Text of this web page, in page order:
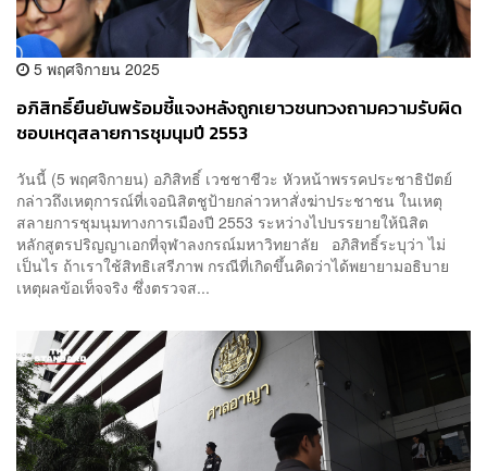
5 พฤศจิกายน 2025
อภิสิทธิ์ยืนยันพร้อมชี้แจงหลังถูกเยาวชนทวงถามความรับผิด
ชอบเหตุสลายการชุมนุมปี 2553
วันนี้ (5 พฤศจิกายน) อภิสิทธิ์ เวชชาชีวะ หัวหน้าพรรคประชาธิปัตย์
กล่าวถึงเหตุการณ์ที่เจอนิสิตชูป้ายกล่าวหาสั่งฆ่าประชาชน ในเหตุ
สลายการชุมนุมทางการเมืองปี 2553 ระหว่างไปบรรยายให้นิสิต
หลักสูตรปริญญาเอกที่จุฬาลงกรณ์มหาวิทยาลัย อภิสิทธิ์ระบุว่า ไม่
เป็นไร ถ้าเราใช้สิทธิเสรีภาพ กรณีที่เกิดขึ้นคิดว่าได้พยายามอธิบาย
เหตุผลข้อเท็จจริง ซึ่งตรวจส...